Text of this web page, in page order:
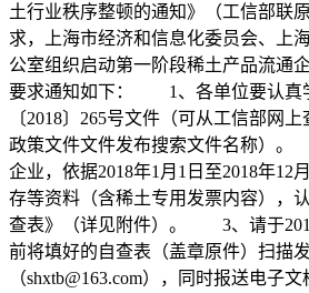
土行业秩序整顿的通知》（工信部联
求，上海市经济和信息化委员会、上
公室组织启动第一阶段稀土产品流通
要求通知如下： 1、各单位要认真
〔2018〕265号文件（可从工信部网
政策文件文件发布搜索文件名称）
企业，依据2018年1月1日至2018年12
存等资料（含稀土专用发票内容），
查表》（详见附件）。 3、请于
前将填好的自查表（盖章原件）扫描
（shxtb@163.com），同时报送电子文